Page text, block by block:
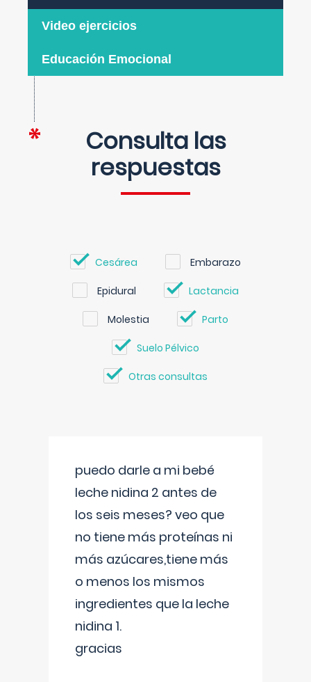
Video ejercicios
Educación Emocional
Consulta las
respuestas
Cesárea Embarazo
Epidural Lactancia
Molestia Parto
Suelo Pélvico
Otras consultas
puedo darle a mi bebé
leche nidina 2 antes de
los seis meses? veo que
no tiene más proteínas ni
más azúcares,tiene más
o menos los mismos
ingredientes que la leche
nidina 1.
gracias